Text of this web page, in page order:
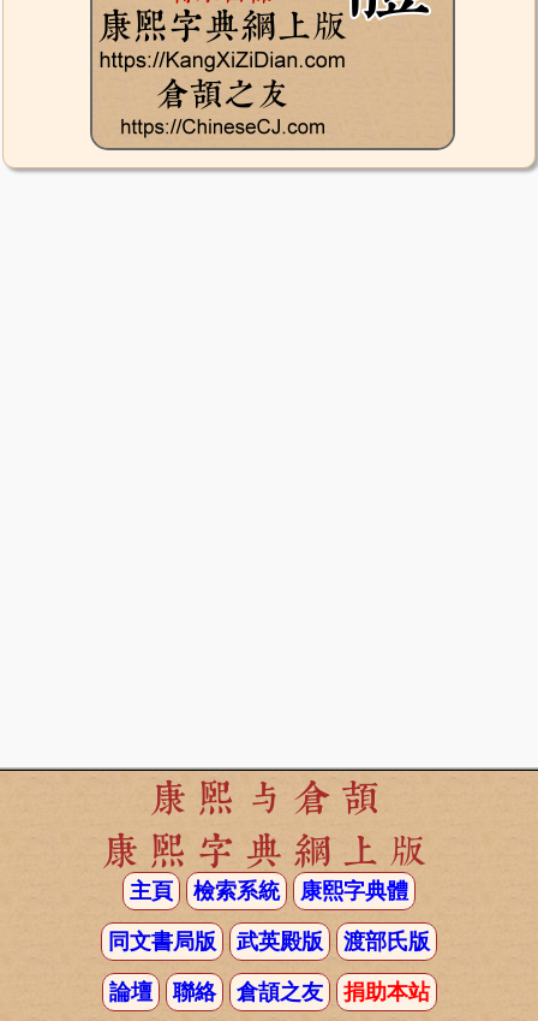
康熙与倉頡
康熙字典網上版
主頁 檢索系統 康熙字典體
同文書局版 武英殿版 渡部氏版
論壇 聯絡 倉頡之友 捐助本站